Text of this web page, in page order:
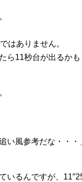
はありません。
ら11秒台が出るか
い風参考だな・・・
るんですが、